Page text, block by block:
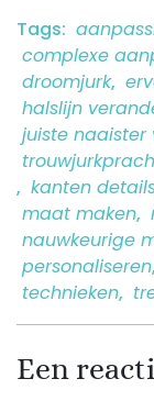
Tags:
complexe
droomjurk,
halslijn
juiste naaister
, kanten
maat maken,
nauwkeurige
personaliseren,
technieken,
Een